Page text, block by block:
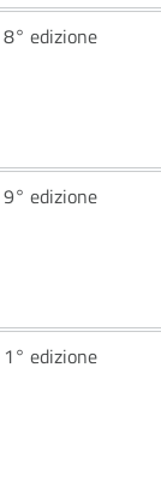
8° edizione
9° edizione
1° edizione